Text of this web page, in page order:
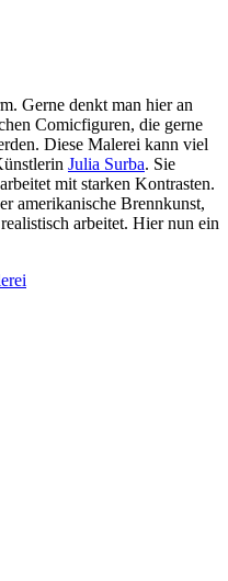
Gerne denkt man hier an
Comicfiguren, die gerne
Diese Malerei kann viel
Julia Surba. Sie
mit starken Kontrasten.
amerikanische Brennkunst,
arbeitet. Hier nun ein